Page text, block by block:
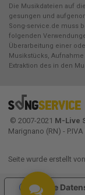
Die Musikdateien auf
gesungen und
Song-service.de muss
folgenden
Überarbeitung einer
Musikstücks,
Extraktion des in den
© 2007-2021 M-Live
Marignano (RN) -
Seite wurde erstellt von
Ihre